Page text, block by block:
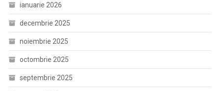
ianuarie 2026
decembrie 2025
noiembrie 2025
octombrie 2025
septembrie 2025